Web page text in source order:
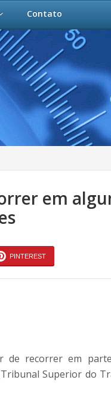
Contato
em
PINTEREST
de recorrer em
Superior do